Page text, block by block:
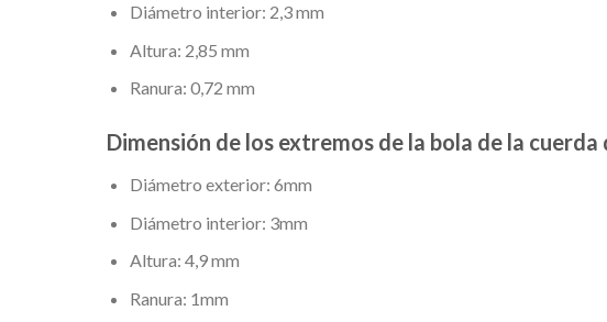
Diámetro interior: 2,3 mm
Altura: 2,85 mm
Ranura: 0,72 mm
Dimensión de los extremos de la bola de la cuerda
Diámetro exterior: 6mm
Diámetro interior: 3mm
Altura: 4,9 mm
Ranura: 1mm